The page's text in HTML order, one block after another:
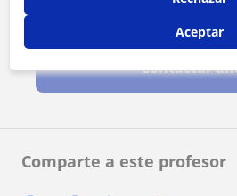
Comparte a este profesor
Contactar
Aceptar